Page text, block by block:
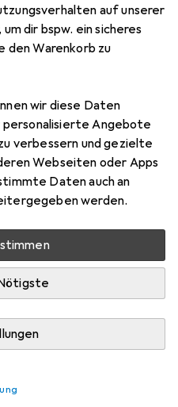
auf unserer
dir bspw. ein sicheres
den Warenkorb zu
wir diese Daten
personalisierte Angebote
verbessern und gezielte
Webseiten oder Apps
Daten auch an
werden.
T-Shirt
Marke
Mehr von Erima
27.8. geliefert
verfügbar
Lieferzeit